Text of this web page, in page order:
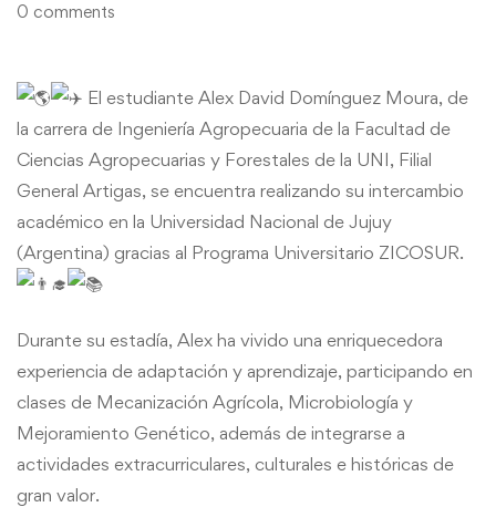
0 comments
El estudiante Alex David Domínguez Moura, de
la carrera de Ingeniería Agropecuaria de la Facultad de
Ciencias Agropecuarias y Forestales de la UNI, Filial
General Artigas, se encuentra realizando su intercambio
académico en la Universidad Nacional de Jujuy
(Argentina) gracias al Programa Universitario ZICOSUR.
Durante su estadía, Alex ha vivido una enriquecedora
experiencia de adaptación y aprendizaje, participando en
clases de Mecanización Agrícola, Microbiología y
Mejoramiento Genético, además de integrarse a
actividades extracurriculares, culturales e históricas de
gran valor.